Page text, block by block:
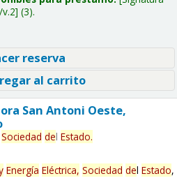
(3).
reserva
al carrito
San Antoni Oeste,
Sociedad del Estado.
Energía Eléctrica, Sociedad del Estado,